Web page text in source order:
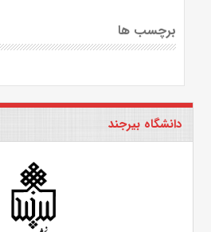
برچسب ها
دانشگاه بیرجند